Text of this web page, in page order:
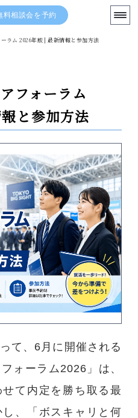
料相談会を予約
ラム 2026年版 | 最新情報と参加方法
フォーラム
と参加方法
て、6月に開催される
ォーラム2026」は、
て内定を勝ち取る最
、「ボスキャリと何